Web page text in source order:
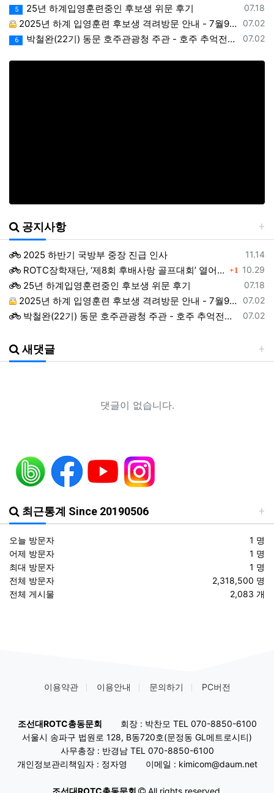
등록일
07.18
5 25년 하계입영훈련중인 후보생 위문 후기
등록일
07.02
2025년 하계 입영훈련 후보생 격려방문 안내 - 7월9일(수)
등록일
07.02
6 박철완(22기) 동문 호주관광청 주관 - 호주 추억전에 한국화 최초 초청 전시회
공지사항
등록일
11.14
2025 하반기 국방부 중장 진급 인사
등록일
10.29
ROTC장학재단, ‘제8회 후배사랑 골프대회’ 열어.. 장학기금 3억 7,620만원 조성 1
등록일
07.18
25년 하계입영훈련중인 후보생 위문 후기
등록일
07.02
2025년 하계 입영훈련 후보생 격려방문 안내 - 7월9일(수)
등록일
07.02
박철완(22기) 동문 호주관광청 주관 - 호주 추억전에 한국화 최초 초청 전시회
ROTC 육성 및 지원 특별법 공청회
예능프로그램 ‘강철부대’ 여군편인 ‘강철부대W’에 ROTC 동문 4인이 출연
ROTC명문가를 찾습니다.
장군 진급을 축하드립니다. 소장 박민영(31기/정보), 준장 서필석(34기/공병).황주봉(36기/보병).김희찬(36기/기갑)
새댓글
댓글이 없습니다.
최근통계 Since 20190506
오늘 방문자
1 명
어제 방문자
1 명
최대 방문자
1 명
전체 방문자
2,318,500 명
전체 게시물
2,083 개
이용약관 이용안내 문의하기 PC버전
조선대ROTC총동문회
회장 : 박찬모 TEL 070-8850-6100
서울시 송파구 법원로 128, B동720호(문정동 GL메트로시티)
사무총장 : 반경남 TEL 070-8850-6100
개인정보관리책임자 : 정자영
이메일 : kimicom@daum.net